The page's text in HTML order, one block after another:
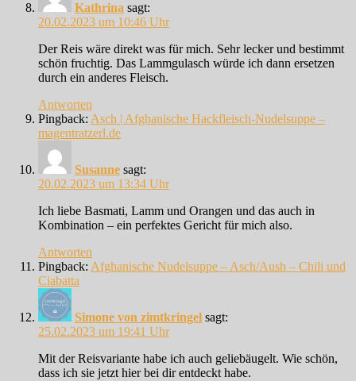
Kathrina sagt:
20.02.2023 um 10:46 Uhr
Der Reis wäre direkt was für mich. Sehr lecker und bestimmt
schön fruchtig. Das Lammgulasch würde ich dann ersetzen
durch ein anderes Fleisch.
Antworten
Pingback: Asch | Afghanische Hackfleisch-Nudelsuppe –
magentratzerl.de
Susanne sagt:
20.02.2023 um 13:34 Uhr
Ich liebe Basmati, Lamm und Orangen und das auch in
Kombination – ein perfektes Gericht für mich also.
Antworten
Pingback: Afghanische Nudelsuppe – Asch/Aush – Chili und
Ciabatta
Simone von zimtkringel sagt:
25.02.2023 um 19:41 Uhr
Mit der Reisvariante habe ich auch geliebäugelt. Wie schön,
dass ich sie jetzt hier bei dir entdeckt habe.